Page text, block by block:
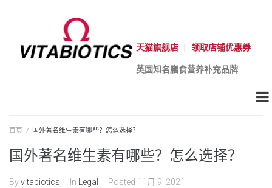
天猫旗舰店 领取店铺优惠券
英国知名膳食营养补充品牌
首页 / 国外著名维生素有哪些？怎么选择？
国外著名维生素有哪些？怎么选择？
Byvitabiotics In Legal Posted 11月 9, 2021